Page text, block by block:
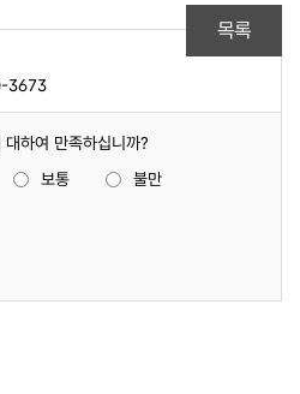
목록
3673
하여 만족하십니까?
보통
불만